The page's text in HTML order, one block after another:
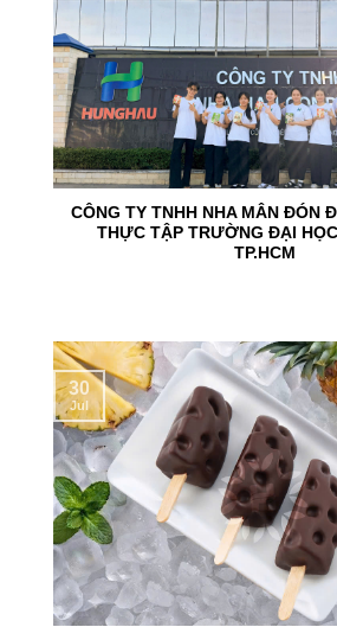
CÔNG TY TNHH NHA MÂN ĐÓN
THỰC TẬP TRƯỜNG ĐẠI
TP.HCM
30
Jul